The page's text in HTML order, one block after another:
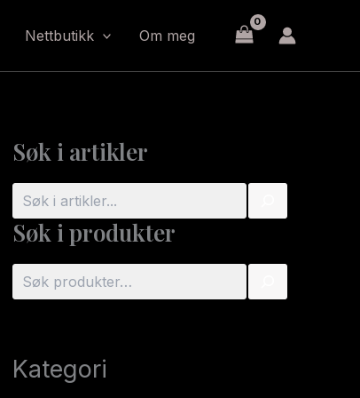
Nettbutikk Om meg
Søk i artikler
S
k
Søk i produkter
S
Kategori